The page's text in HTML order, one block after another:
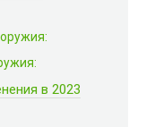
в 2023